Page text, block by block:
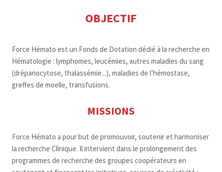
OBJECTIF
Force Hémato est un Fonds de Dotation dédié à la recherche en
Hématologie : lymphomes, leucémies, autres maladies du sang
(drépanocytose, thalassémie...), maladies de l’hémostase,
greffes de moelle, transfusions.
MISSIONS
Force Hémato a pour but de promouvoir, soutenir et harmoniser
la recherche Clinique. Il intervient dans le prolongement des
programmes de recherche des groupes coopérateurs en